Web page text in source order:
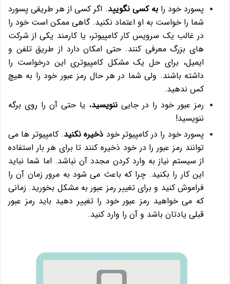
پسورد خود رابه کسی نگویید. اگر کسی از هر طریقی پسورد
شما را خواست به او اعتماد نکنید. گاهی ممکن است خود را
در غالب یک سرویس کار کامپیوتر، یا کارمند یکی از شرکت
های بزرگ معرفی کنند. حتی امکان دارد از طریق تلفن و
ایمیل، برای حل یک مشکل کامپیوتری این درخواست را
داشته باشند. ولی شما در هر حال رمز عبور خود را به هیچ
کس ندهید.
رمز عبور خود را در جایی ننویسید، یا حتی آن را روی برگه
ننویسید!
پسورد خود را در کامپیوتر خود ذخیره نکنید. کامپیوتر ها می
توانند رمز عبور را در خود ذخیره کنند تا برای هر بار استفاده
از سیستم نیاز به وارد کردن مجدد آن نباشد. اما شما نباید
این کار را بکنید. چرا که باعث می شود به مرور زمان آن را
فراموش کنید و برای تغییر رمز عبور به مشکل بخورید. زمانی
که می خواهید رمز عبور خود را تغییر دهید باید رمز عبور
قبلی یادتان باشد و آن را وارد کنید.